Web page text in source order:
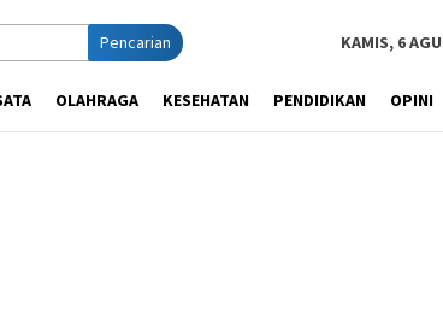
Pencarian KAMIS, 6
OLAHRAGA KESEHATAN PENDIDIKAN OPINI